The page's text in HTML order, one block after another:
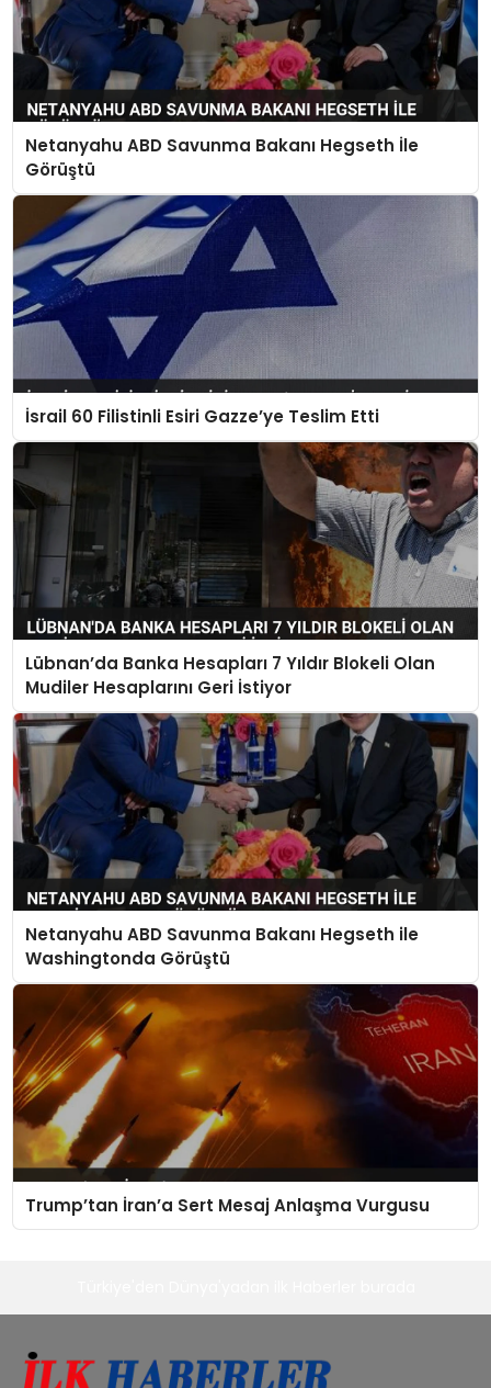
Netanyahu ABD Savunma Bakanı Hegseth İle
Görüştü
İsrail 60 Filistinli Esiri Gazze’ye Teslim Etti
Lübnan’da Banka Hesapları 7 Yıldır Blokeli Olan
Mudiler Hesaplarını Geri İstiyor
Netanyahu ABD Savunma Bakanı Hegseth ile
Washingtonda Görüştü
Trump’tan İran’a Sert Mesaj Anlaşma Vurgusu